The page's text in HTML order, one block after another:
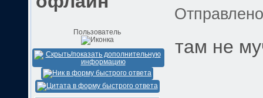
Пользователь
там не